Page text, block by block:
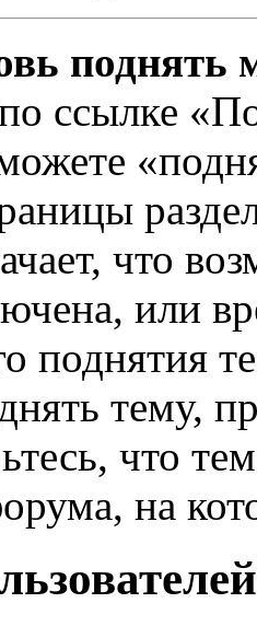
поднять
ссылке
что
или
поднятия
тему,
что
на